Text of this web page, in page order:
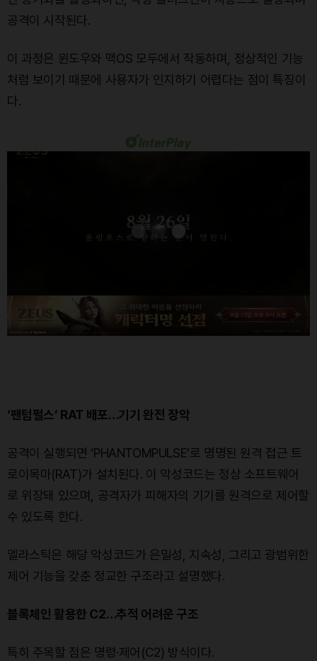
공격이 시작된다.
이 과정은 윈도우와 맥OS 모두에서 작동하며, 정상적인 기능
처럼 보이기 때문에 사용자가 인지하기 어렵다는 점이 특징이
다.
‘팬텀펄스’ RAT 배포…기기 완전 장악
공격이 실행되면 ‘PHANTOMPULSE’로 명명된 원격 접근 트
로이목마(RAT)가 설치된다. 이 악성코드는 정상 소프트웨어
로 위장돼 있으며, 공격자가 피해자의 기기를 원격으로 제어할
수 있도록 한다.
엘라스틱은 해당 악성코드가 은밀성, 지속성, 그리고 광범위한
제어 기능을 갖춘 정교한 구조라고 설명했다.
블록체인 활용한 C2…추적 어려운 구조
특히 주목할 점은 명령·제어(C2) 방식이다.